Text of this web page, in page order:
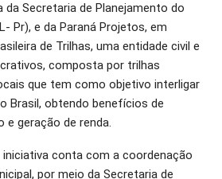
Secretaria de Planejamento do
Pr), e da Paraná Projetos, em
de Trilhas, uma entidade civil e
composta por trilhas
que tem como objetivo interligar
Brasil, obtendo benefícios de
e geração de renda.
iniciativa conta com a coordenação
por meio da Secretaria de